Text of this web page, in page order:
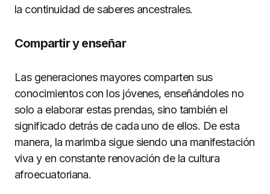
la continuidad de saberes ancestrales.
Compartir y enseñar
Las generaciones mayores comparten sus
conocimientos con los jóvenes, enseñándoles no
solo a elaborar estas prendas, sino también el
significado detrás de cada uno de ellos. De esta
manera, la marimba sigue siendo una manifestación
viva y en constante renovación de la cultura
afroecuatoriana.